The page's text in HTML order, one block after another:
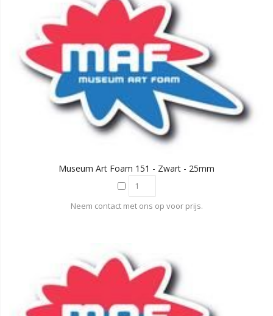
Museum Art Foam 151 - Zwart - 25mm
Neem contact met ons op voor prijs.